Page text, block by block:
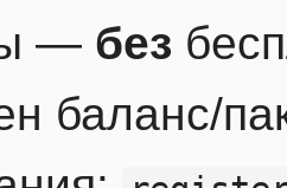
— без
баланс/